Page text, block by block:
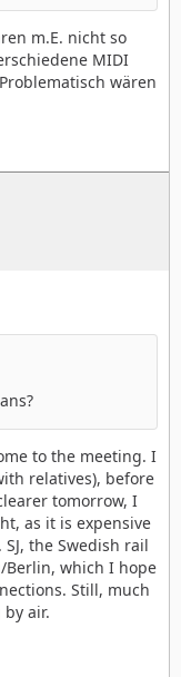
m.E. nicht so
MIDI
wären
to the meeting. I
relatives), before
tomorrow, I
as it is expensive
the Swedish rail
which I hope
Still, much
air.